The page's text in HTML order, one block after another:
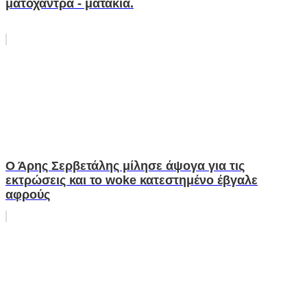
ματόχαντρα - ματάκια.
Ο Άρης Σερβετάλης μίλησε άψογα για τις
εκτρώσεις και το woke κατεστημένο έβγαλε
αφρούς